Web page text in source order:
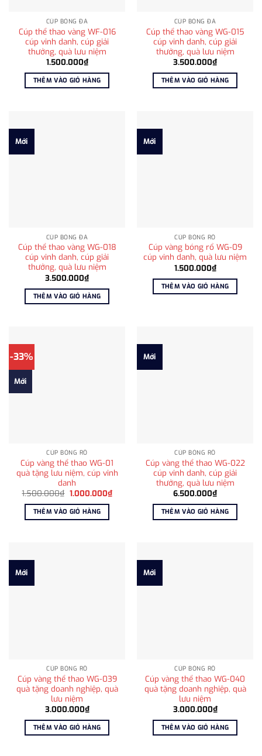
CÚP BÓNG ĐÁ
Cúp thể thao vàng WF-016
cúp vinh danh, cúp giải
thưởng, quà lưu niệm
1.500.000₫
THÊM VÀO GIỎ HÀNG
CÚP BÓNG ĐÁ
Cúp thể thao vàng WG-015
cúp vinh danh, cúp giải
thưởng, quà lưu niệm
3.500.000₫
THÊM VÀO GIỎ HÀNG
Mới
CÚP BÓNG ĐÁ
Cúp thể thao vàng WG-018
cúp vinh danh, cúp giải
thưởng, quà lưu niệm
3.500.000₫
THÊM VÀO GIỎ HÀNG
Mới
CÚP BÓNG RỔ
Cúp vàng bóng rổ WG-09
cúp vinh danh, quà lưu niệm
1.500.000₫
THÊM VÀO GIỎ HÀNG
-33%
Mới
CÚP BÓNG RỔ
Cúp vàng thể thao WG-01
quà tặng lưu niệm, cúp vinh
danh
1.500.000₫ Giá
là:
1.500.000₫.
1.000.000₫Giá
1.000.000₫.
THÊM VÀO GIỎ HÀNG
Mới
CÚP BÓNG RỔ
Cúp vàng thể thao WG-022
cúp vinh danh, cúp giải
thưởng, quà lưu niệm
6.500.000₫
THÊM VÀO GIỎ HÀNG
Mới
CÚP BÓNG RỔ
Cúp vàng thể thao WG-039
quà tặng doanh nghiệp, quà
lưu niệm
3.000.000₫
THÊM VÀO GIỎ HÀNG
Mới
CÚP BÓNG RỔ
Cúp vàng thể thao WG-040
quà tặng doanh nghiệp, quà
lưu niệm
3.000.000₫
THÊM VÀO GIỎ HÀNG